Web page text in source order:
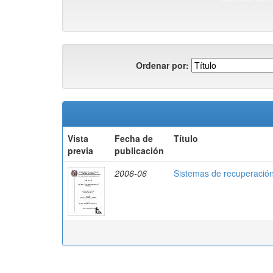
Ordenar por:
Vista
previa
Fecha de
publicación
Título
2006-06 Sistemas de